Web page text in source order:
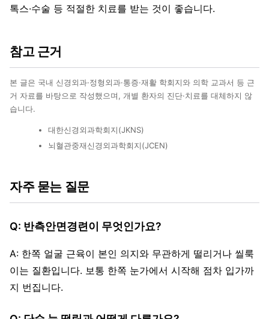
톡스·수술 등 적절한 치료를 받는 것이 좋습니다.
참고 근거
본 글은 국내 신경외과·정형외과·통증·재활 학회지와 의학 교과서 등 근
거 자료를 바탕으로 작성했으며, 개별 환자의 진단·치료를 대체하지 않
습니다.
대한신경외과학회지(JKNS)
뇌혈관중재신경외과학회지(JCEN)
자주 묻는 질문
Q: 반측안면경련이 무엇인가요?
A: 한쪽 얼굴 근육이 본인 의지와 무관하게 떨리거나 씰룩
이는 질환입니다. 보통 한쪽 눈가에서 시작해 점차 입가까
지 번집니다.